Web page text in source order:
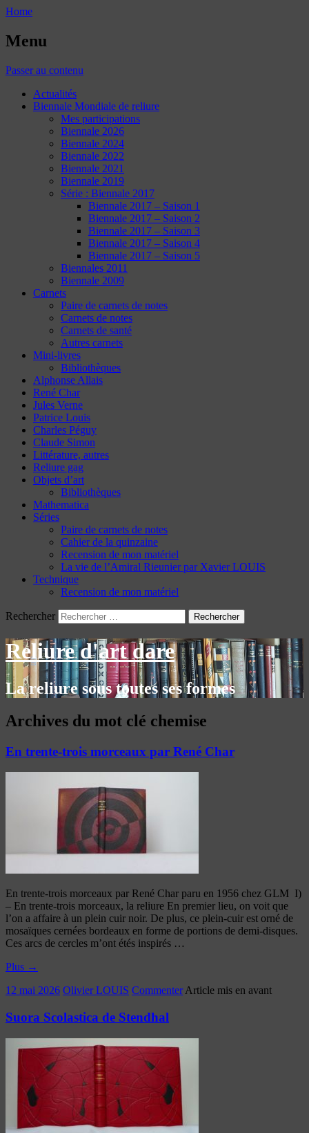
Home
Menu
Passer au contenu
Actualités
Biennale Mondiale de reliure
Mes participations
Biennale 2026
Biennale 2024
Biennale 2022
Biennale 2021
Biennale 2019
Série : Biennale 2017
Biennale 2017 – Saison 1
Biennale 2017 – Saison 2
Biennale 2017 – Saison 3
Biennale 2017 – Saison 4
Biennale 2017 – Saison 5
Biennales 2011
Biennale 2009
Carnets
Paire de carnets de notes
Carnets de notes
Carnets de santé
Autres carnets
Mini-livres
Bibliothèques
Alphonse Allais
René Char
Jules Verne
Patrice Louis
Charles Péguy
Claude Simon
Littérature, autres
Reliure gag
Objets d’art
Bibliothèques
Mathematica
Séries
Paire de carnets de notes
Cahier de la quinzaine
Recension de mon matériel
La vie de l’Amiral Rieunier par Xavier LOUIS
Technique
Recension de mon matériel
Rechercher
Reliure d'art dare
La reliure sous toutes ses formes
Archives du mot clé chemise
En trente-trois morceaux par René Char
En trente-trois morceaux par René Char paru en 1956 chez GLM I)
– En trente-trois morceaux, la reliure En premier lieu, on voit que
l’on a affaire à un plein cuir noir. De plus, ce plein-cuir est orné de
mosaïques cernées bordeaux en forme de portions de demi-disques.
Ces arcs de cercles m’ont étés inspirés …
Plus →
12 mai 2026 Olivier LOUIS Commenter Article mis en avant
Suora Scolastica de Stendhal